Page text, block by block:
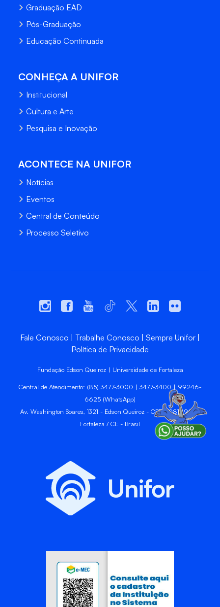
Graduação EAD
Pós-Graduação
Educação Continuada
CONHEÇA A UNIFOR
Institucional
Cultura e Arte
Pesquisa e Inovação
ACONTECE NA UNIFOR
Notícias
Eventos
Central de Conteúdo
Processo Seletivo
Fale Conosco Trabalhe Conosco
Sempre Unifor
Política de Privacidade
Fundação Edson Queiroz | Universidade de Fortaleza
Central de Atendimento: (85) 3477-3000 | 3477-3400 | 99246-
6625 (WhatsApp)
Av. Washington Soares, 1321 - Edson Queiroz - CEP 60811-905 -
Fortaleza / CE - Brasil